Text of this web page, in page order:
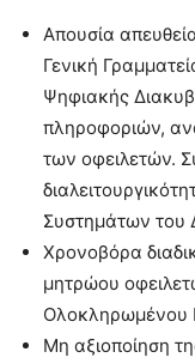
Απουσία
Γενική
Ψηφιακής
πληροφοριών,
των οφειλετών.
Συστημάτων του
Xρονοβόρα
μητρώου
Ολοκληρωμένου
Μη αξιοποίηση